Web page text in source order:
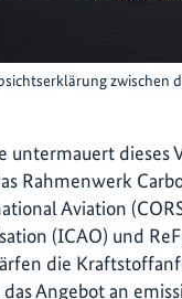
zwischen
untermauert dieses
Rahmenwerk
Aviation
(ICAO) und
die
Angebot an